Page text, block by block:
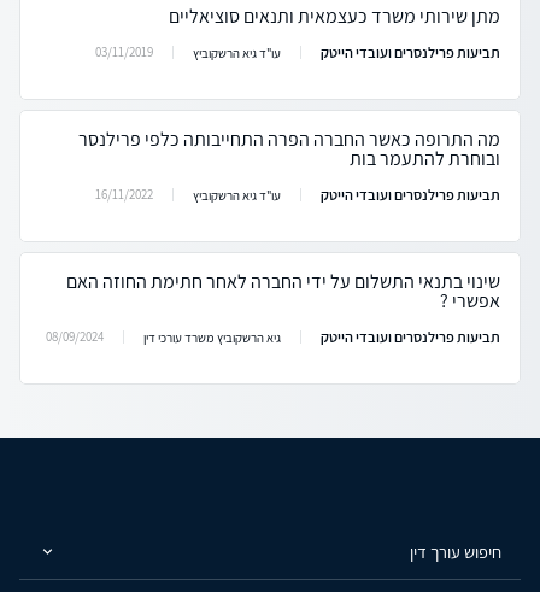
מתן שירותי משרד כעצמאית ותנאים סוציאליים
תביעות פרילנסרים ועובדי הייטק עו"ד גיא הרשקוביץ 03/11/2019
מה התרופה כאשר החברה הפרה התחייבותה כלפי פרילנסר
ובוחרת להתעמר בות
תביעות פרילנסרים ועובדי הייטק עו"ד גיא הרשקוביץ 16/11/2022
שינוי בתנאי התשלום על ידי החברה לאחר חתימת החוזה האם
אפשרי ?
תביעות פרילנסרים ועובדי הייטק גיא הרשקוביץ משרד עורכי דין 08/09/2024
חיפוש עורך דין